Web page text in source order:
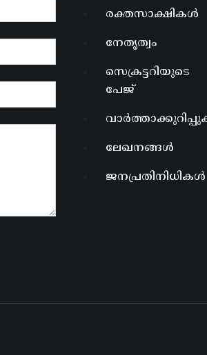
രക്തസാക്ഷികൾ
നേതൃത്വം
സെക്രട്ടറിയുടെ
പേജ്
ലേഖനങ്ങൾ
ജനപ്രതിനിധികൾ